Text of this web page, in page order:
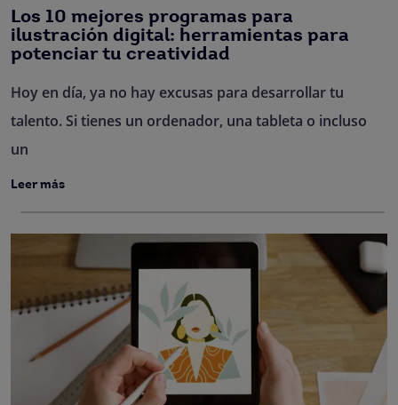
Los 10 mejores programas para
ilustración digital: herramientas para
potenciar tu creatividad
Hoy en día, ya no hay excusas para desarrollar tu
talento. Si tienes un ordenador, una tableta o incluso
un
Leer más